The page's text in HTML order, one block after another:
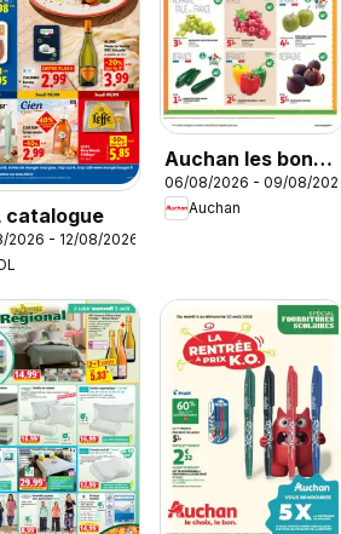
catalogue
2026 - 12/08/2026
Auchan les bons
plans du week-
end dans votre
06/08/2026 - 09/08/2026
Auchan